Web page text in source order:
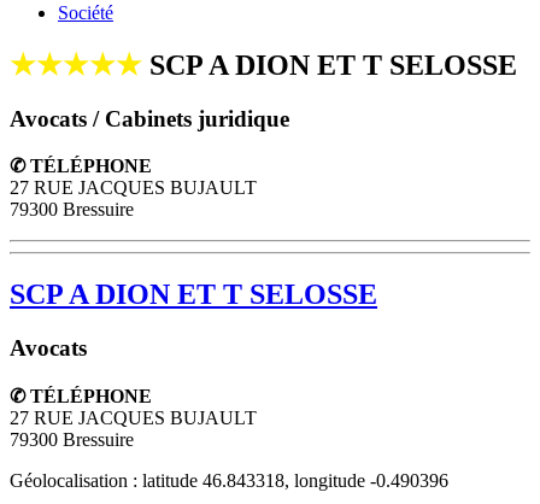
Société
★★★★★ SCP A DION ET T SELOSSE
Avocats / Cabinets juridique
✆ TÉLÉPHONE
27 RUE JACQUES BUJAULT
79300 Bressuire
SCP A DION ET T SELOSSE
Avocats
✆ TÉLÉPHONE
27 RUE JACQUES BUJAULT
79300 Bressuire
Géolocalisation : latitude 46.843318, longitude -0.490396